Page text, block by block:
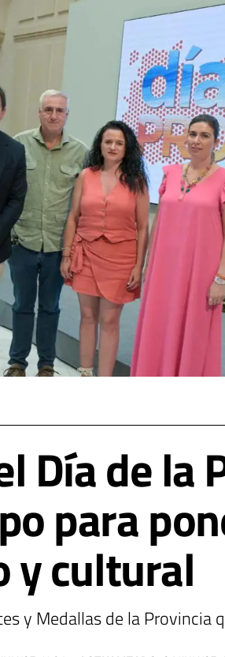
Día de la
para
y cultural
y Medallas de la Provincia